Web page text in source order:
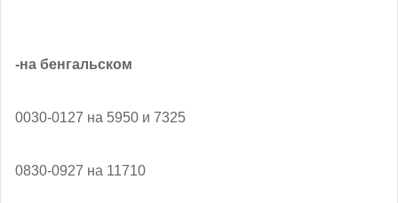
-на бенгальском
0030-0127 на 5950 и 7325
0830-0927 на 11710